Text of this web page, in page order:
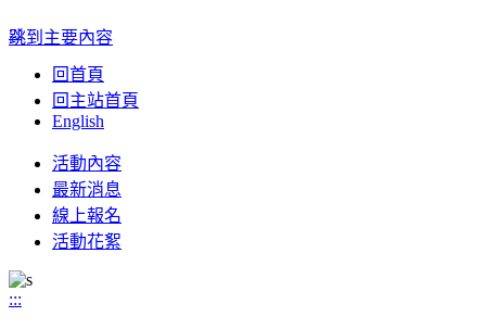
跳到主要內容
:::
回首頁
回主站首頁
English
Toggle
navigation
活動內容
最新消息
線上報名
活動花絮
:::